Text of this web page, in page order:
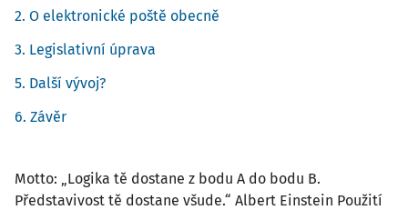
2. O elektronické poště obecně
3. Legislativní úprava
5. Další vývoj?
6. Závěr
Motto: „Logika tě dostane z bodu A do bodu B.
Představivost tě dostane všude.“ Albert Einstein Použití